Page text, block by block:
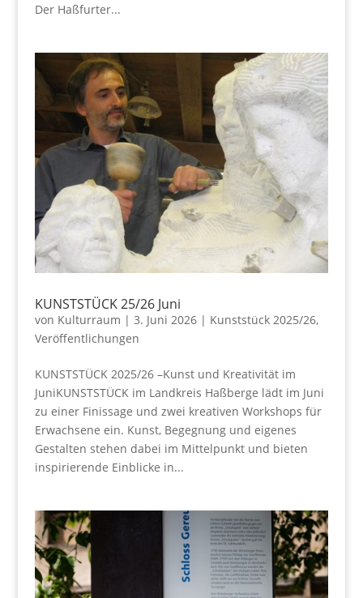
Der Haßfurter...
KUNSTSTÜCK 25/26 Juni
von Kulturraum | 3. Juni 2026| Kunststück 2025/26,
Veröffentlichungen
KUNSTSTÜCK 2025/26 –Kunst und Kreativität im
JuniKUNSTSTÜCK im Landkreis Haßberge lädt im Juni
zu einer Finissage und zwei kreativen Workshops für
Erwachsene ein. Kunst, Begegnung und eigenes
Gestalten stehen dabei im Mittelpunkt und bieten
inspirierende Einblicke in...